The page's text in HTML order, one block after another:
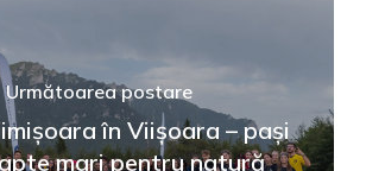
Următoarea postare
în Viișoara – pași
mari pentru natură